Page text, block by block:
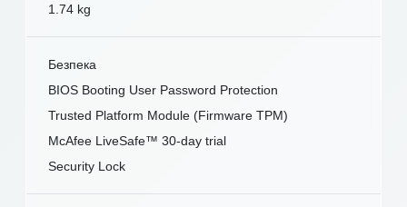
1.74 kg
Безпека
BIOS Booting User Password Protection
Trusted Platform Module (Firmware TPM)
McAfee LiveSafe™ 30-day trial
Security Lock